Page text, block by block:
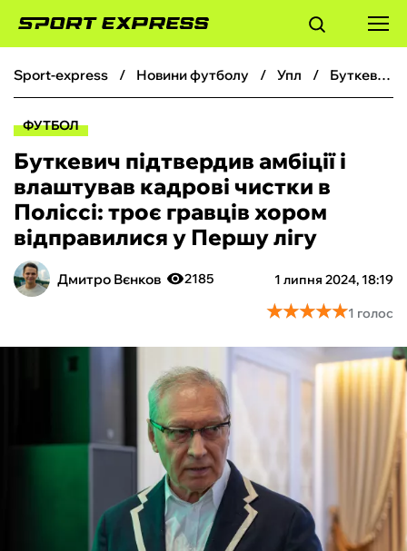
ФУТБОЛ
БОКС
ХОКЕЙ
ТЕНІС
КІБЕРСПОРТ
ФУТЗАЛ
БУКМЕКЕРИ
sport-express новини футболу упл Буткевич підтвердив амбіції і влаштував кадрові чистки в Поліссі: троє гравців хором відправилися у Першу лігу
ФУТБОЛ
Буткевич підтвердив амбіції і
влаштував кадрові чистки в
Поліссі: троє гравців хором
відправилися у Першу лігу
Дмитро Вєнков 1 липня 2024, 18:19
2185
★★★★★
★★★★★1 голос